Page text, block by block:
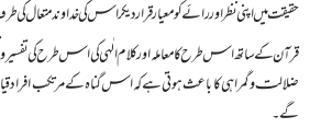
حقیقت میں اپنی نظر اور رائے کو معیار قرار دیکر اس کی خداوند متعال
قرآن کے ساتھ اس طرح کا معاملہ اور کلام الٰہی کی اس طرح کی تفسیر و
ضلالت و گمراہی کا باعث ہوتی ہے کہ اس گناہ کے مرتکب افراد
گے۔